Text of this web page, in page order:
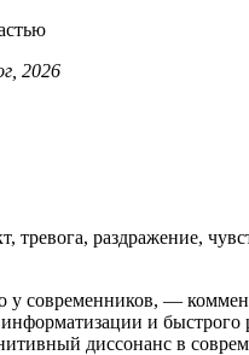
2026
тревога, раздражение,
у современников, —
и
диссонанс в